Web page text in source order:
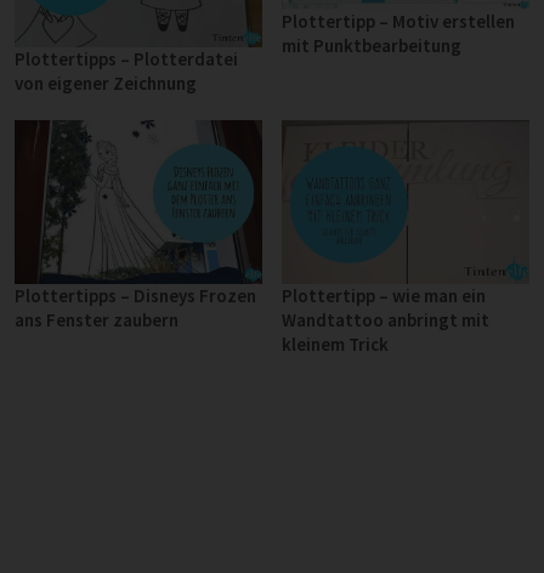
Plottertipps – Plotterdatei
von eigener Zeichnung
Plottertipp – Motiv erstellen
mit Punktbearbeitung
Plottertipps – Disneys Frozen
ans Fenster zaubern
Plottertipp – wie man ein
Wandtattoo anbringt mit
kleinem Trick